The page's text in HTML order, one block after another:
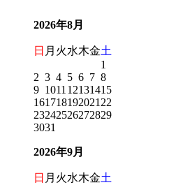
2026年8月
日 月 火水木金土
1
2 3 4 5 6 7 8
9 1011 12131415
161718192021 22
23242526272829
3031
2026年9月
日 月 火水木金土